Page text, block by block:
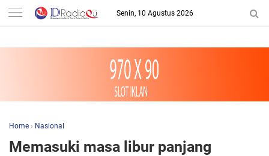
-->
Senin, 10 Agustus 2026
Home › Nasional
Memasuki masa libur panjang